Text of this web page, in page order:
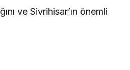
ve Sivrihisar’ın önemli